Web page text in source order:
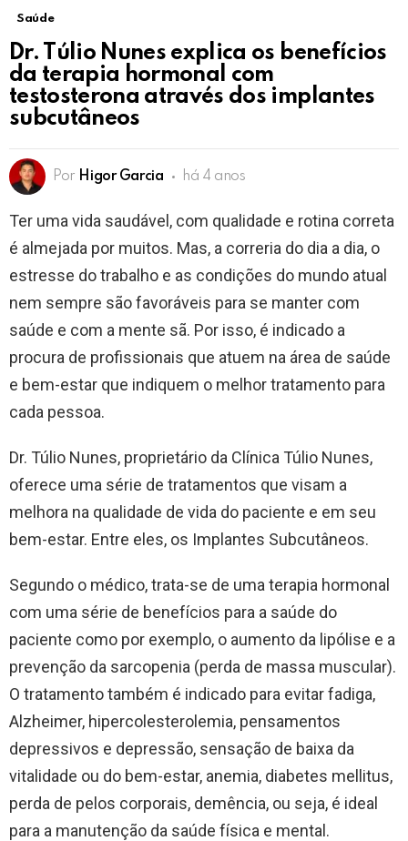
Saúde
Dr. Túlio Nunes explica os benefícios
da terapia hormonal com
testosterona através dos implantes
subcutâneos
Por Higor Garcia há 4 anos
Ter uma vida saudável, com qualidade e rotina correta
é almejada por muitos. Mas, a correria do dia a dia, o
estresse do trabalho e as condições do mundo atual
nem sempre são favoráveis para se manter com
saúde e com a mente sã. Por isso, é indicado a
procura de profissionais que atuem na área de saúde
e bem-estar que indiquem o melhor tratamento para
cada pessoa.
Dr. Túlio Nunes, proprietário da Clínica Túlio Nunes,
oferece uma série de tratamentos que visam a
melhora na qualidade de vida do paciente e em seu
bem-estar. Entre eles, os Implantes Subcutâneos.
Segundo o médico, trata-se de uma terapia hormonal
com uma série de benefícios para a saúde do
paciente como por exemplo, o aumento da lipólise e a
prevenção da sarcopenia (perda de massa muscular).
O tratamento também é indicado para evitar fadiga,
Alzheimer, hipercolesterolemia, pensamentos
depressivos e depressão, sensação de baixa da
vitalidade ou do bem-estar, anemia, diabetes mellitus,
perda de pelos corporais, demência, ou seja, é ideal
para a manutenção da saúde física e mental.